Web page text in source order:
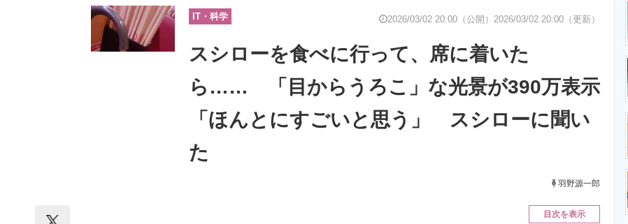
ビジネスと働き方のヒント 経営リーダーの
IT製品の技術・比較・事例 製造業のIT導入
エネルギーの
IT・科学 2026/03/02 20:00（公開） 2026/03/02 20:00（更新）
スシローを食べに行って、席に着いた
ら…… 「目からうろこ」な光景が390万表示
「ほんとにすごいと思う」 スシローに聞い
た
羽野源一郎
目次を表示